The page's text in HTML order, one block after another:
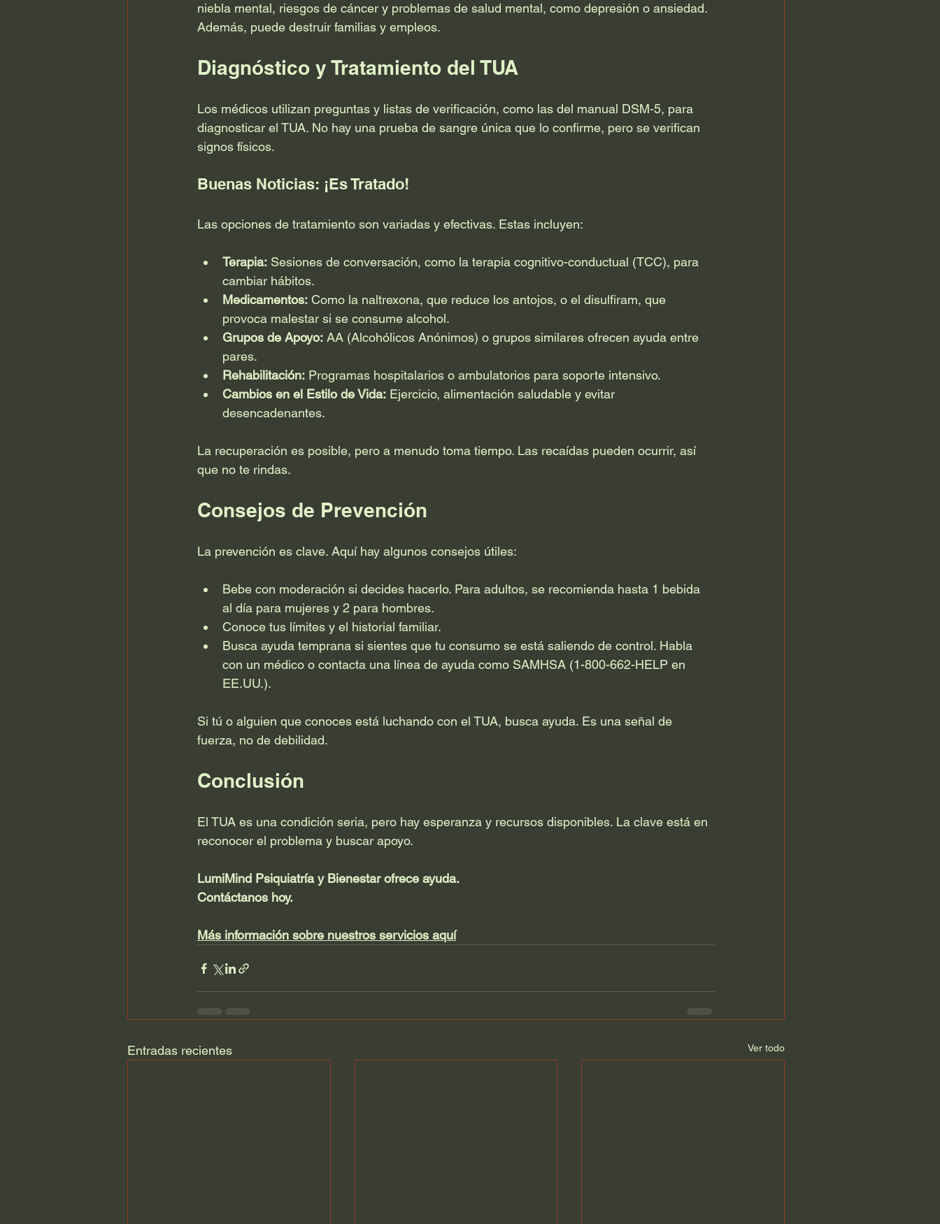
niebla mental, riesgos de cáncer y problemas de salud mental, como depresión o ansiedad.
Además, puede destruir familias y empleos.
Diagnóstico y Tratamiento del TUA
Los médicos utilizan preguntas y listas de verificación, como las del manual DSM-5, para
diagnosticar el TUA. No hay una prueba de sangre única que lo confirme, pero se verifican
signos físicos.
Buenas Noticias: ¡Es Tratado!
Las opciones de tratamiento son variadas y efectivas. Estas incluyen:
Terapia: Sesiones de conversación, como la terapia cognitivo-conductual (TCC), para
cambiar hábitos.
Medicamentos: Como la naltrexona, que reduce los antojos, o el disulfiram, que
provoca malestar si se consume alcohol.
Grupos de Apoyo: AA (Alcohólicos Anónimos) o grupos similares ofrecen ayuda entre
pares.
Rehabilitación: Programas hospitalarios o ambulatorios para soporte intensivo.
Cambios en el Estilo de Vida: Ejercicio, alimentación saludable y evitar
desencadenantes.
La recuperación es posible, pero a menudo toma tiempo. Las recaídas pueden ocurrir, así
que no te rindas.
Consejos de Prevención
La prevención es clave. Aquí hay algunos consejos útiles:
Bebe con moderación si decides hacerlo. Para adultos, se recomienda hasta 1 bebida
al día para mujeres y 2 para hombres.
Conoce tus límites y el historial familiar.
Busca ayuda temprana si sientes que tu consumo se está saliendo de control. Habla
con un médico o contacta una línea de ayuda como SAMHSA (1-800-662-HELP en
EE.UU.).
Si tú o alguien que conoces está luchando con el TUA, busca ayuda. Es una señal de
fuerza, no de debilidad.
Conclusión
El TUA es una condición seria, pero hay esperanza y recursos disponibles. La clave está en
reconocer el problema y buscar apoyo.
LumiMind Psiquiatría y Bienestar ofrece ayuda.
Contáctanos hoy.
Más información sobre nuestros servicios aquí
Entradas recientes Ver todo